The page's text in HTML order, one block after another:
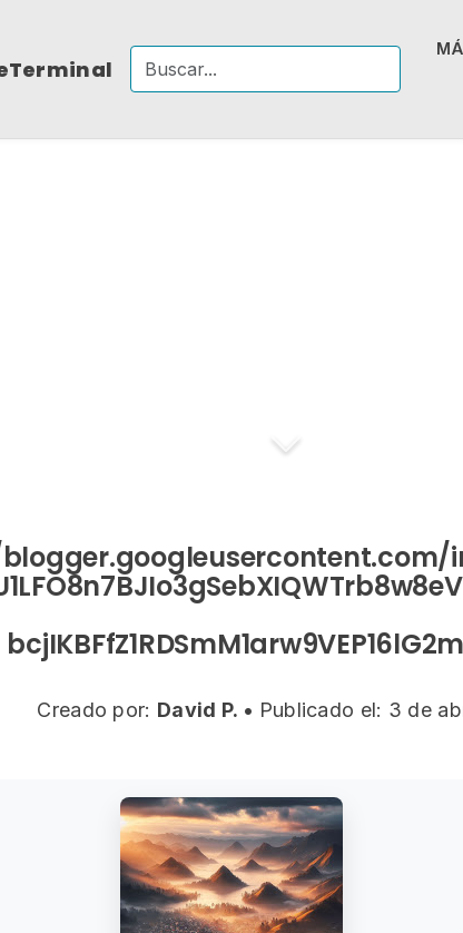
Creado por: David P. • Publicado el: 3 de